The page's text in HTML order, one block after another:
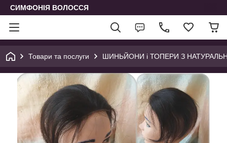
СИМФОНІЯ ВОЛОССЯ
Товари та послуги ШИНЬЙОНИ і ТОПЕРИ З